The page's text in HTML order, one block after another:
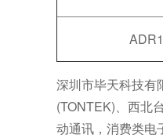
深圳市毕天科技有
(TONTEK)、西北
动通讯，消费类电